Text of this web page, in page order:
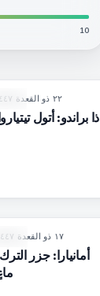
10
96%
٢٢ ذو القعدة ١٤٤٧ هـ
ذا براندو: أتول
96 %
١٧ ذو القعدة ١٤٤٧ هـ
أمانيارا: جزر